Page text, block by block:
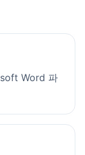
before
a duty of
of the State of
developed by the
리적인 주의 수준 이
법률의 적용을 받습
지 않고 독자적으로 개
Word 파